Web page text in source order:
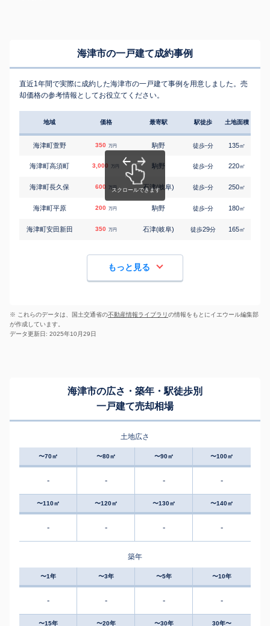
海津市の一戸建て成約事例
直近1年間で実際に成約した海津市の一戸建て事例を用意しました。売
却価格の参考情報としてお役立てください。
地域 価格 最寄駅 駅徒歩 土地面積
海津町萱野 350 万円 駒野 徒歩-分 135㎡
海津町高須町 3,000 万円 駒野 徒歩-分 220㎡
海津町長久保 600 万円 石津(岐阜) 徒歩-分 250㎡
海津町平原 200 万円 駒野 徒歩-分 180㎡
海津町安田新田 350 万円 石津(岐阜) 徒歩29分 165㎡
もっと見る
※ これらのデータは、国土交通省の不動産情報ライブラリの情報をもとにイエウール編集部
が作成しています。
データ更新日: 2025年10月29日
海津市の広さ・築年・駅徒歩別
一戸建て売却相場
土地広さ
〜70㎡ 〜80㎡ 〜90㎡ 〜100㎡
- - - -
〜110㎡ 〜120㎡ 〜130㎡ 〜140㎡
- - - -
築年
〜1年 〜3年 〜5年 〜10年
- - - -
〜15年 〜20年 〜30年 30年〜